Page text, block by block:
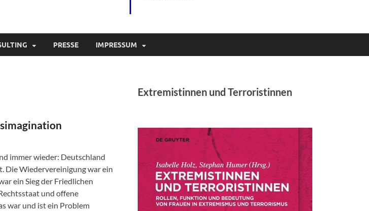
PRESSE IMPRESSUM
immer wieder: Deutschland
Die Wiedervereinigung war ein
ein Sieg der Friedlichen
und offene
war und ist ein Problem
Extremistinnen und Terroristinnen